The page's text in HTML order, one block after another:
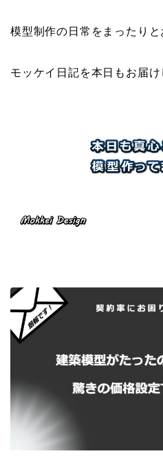
模型制作の日常をまったり
モッケイ日記を本日もお届け